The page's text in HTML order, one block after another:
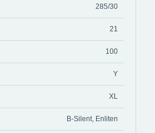
285/30
21
100
Y
XL
B-Silent, Enliten